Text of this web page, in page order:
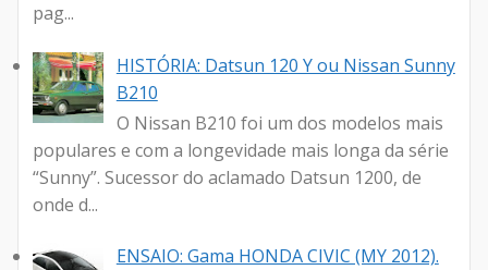
pag...
HISTÓRIA: Datsun 120 Y ou Nissan Sunny
B210
O Nissan B210 foi um dos modelos mais
populares e com a longevidade mais longa da série
“Sunny”. Sucessor do aclamado Datsun 1200, de
onde d...
ENSAIO: Gama HONDA CIVIC (MY 2012).